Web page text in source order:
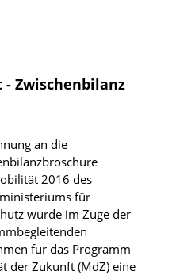
Zwischenbilanz
an die
2016 des
für
wurde im Zuge der
für das Programm
der Zukunft (MdZ) eine